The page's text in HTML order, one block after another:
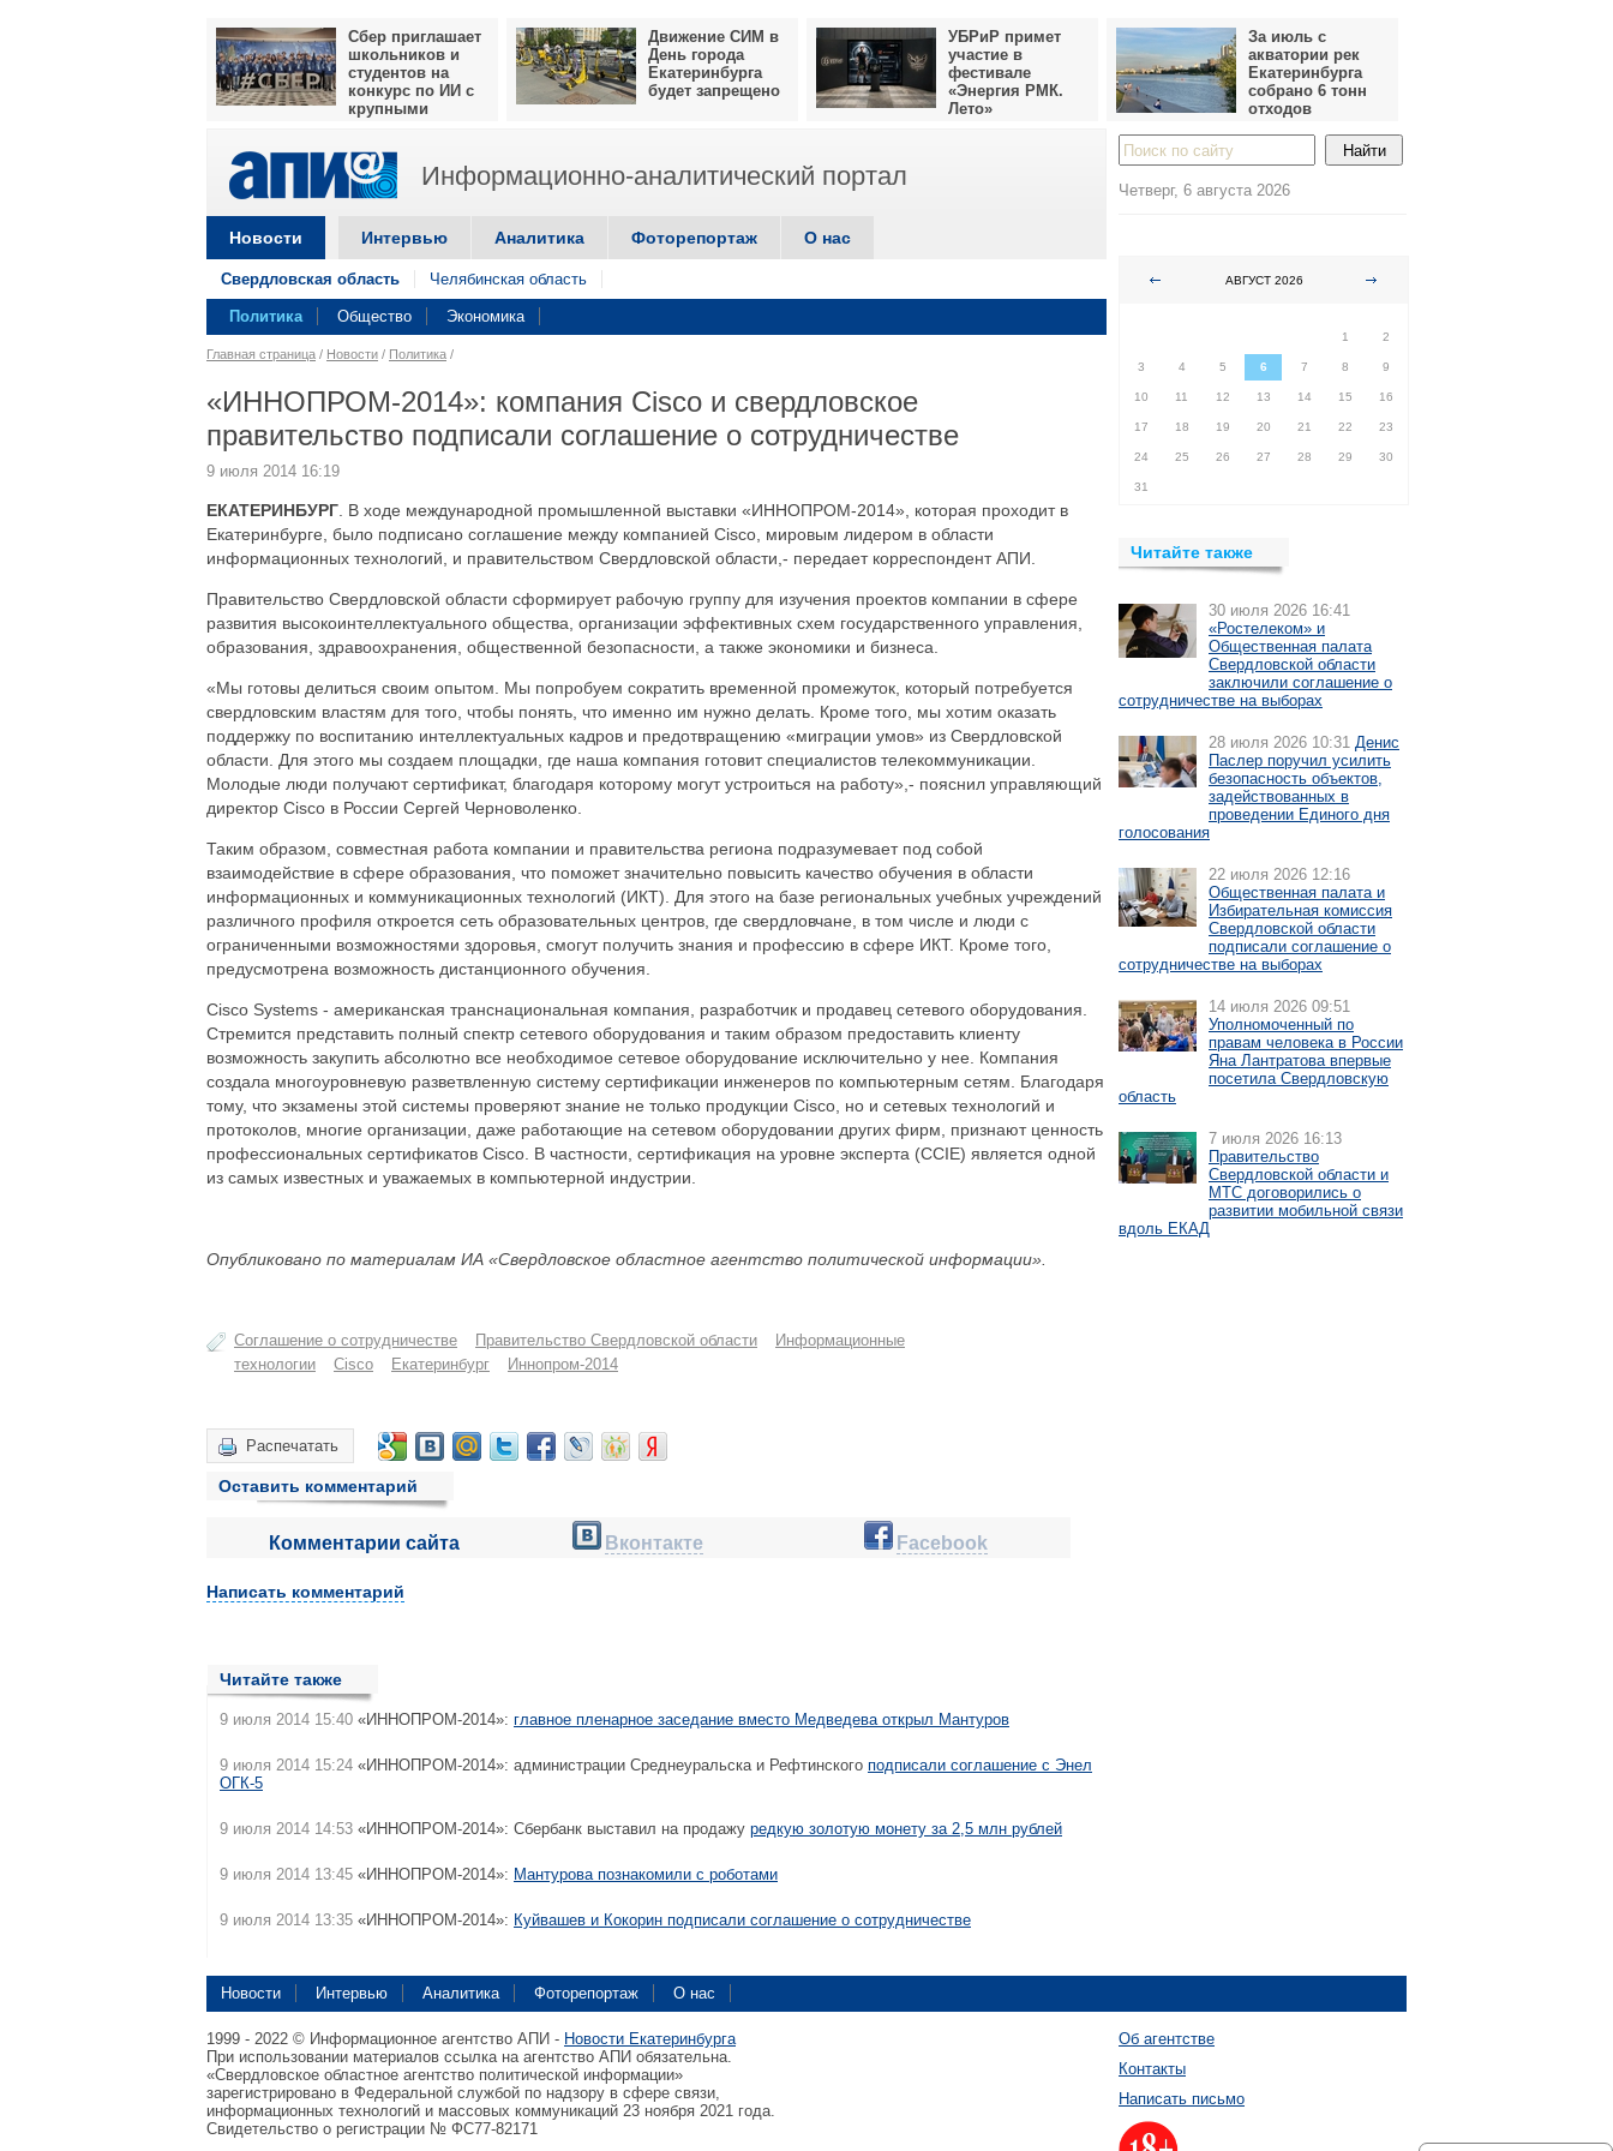
Сбер приглашает
школьников и
студентов на
конкурс по ИИ с
крупными
Движение СИМ в
День города
Екатеринбурга
будет запрещено
УБРиР примет
участие в
фестивале
«Энергия РМК.
Лето»
За июль с
акватории рек
Екатеринбурга
собрано 6 тонн
отходов
Информационно-аналитический портал
Новости Интервью Аналитика Фоторепортаж О нас
Свердловская область Челябинская область
Политика Общество Экономика
Главная страница / Новости / Политика /
«ИННОПРОМ-2014»: компания Cisco и свердловское
правительство подписали соглашение о сотрудничестве
9 июля 2014 16:19
ЕКАТЕРИНБУРГ . В ходе международной промышленной выставки «ИННОПРОМ-2014», которая проходит в
Екатеринбурге, было подписано соглашение между компанией Cisco, мировым лидером в области
информационных технологий, и правительством Свердловской области,- передает корреспондент АПИ.
Правительство Свердловской области сформирует рабочую группу для изучения проектов компании в сфере
развития высокоинтеллектуального общества, организации эффективных схем государственного управления,
образования, здравоохранения, общественной безопасности, а также экономики и бизнеса.
«Мы готовы делиться своим опытом. Мы попробуем сократить временной промежуток, который потребуется
свердловским властям для того, чтобы понять, что именно им нужно делать. Кроме того, мы хотим оказать
поддержку по воспитанию интеллектуальных кадров и предотвращению «миграции умов» из Свердловской
области. Для этого мы создаем площадки, где наша компания готовит специалистов телекоммуникации.
Молодые люди получают сертификат, благодаря которому могут устроиться на работу»,- пояснил управляющий
директор Cisco в России Сергей Черноволенко.
Таким образом, совместная работа компании и правительства региона подразумевает под собой
взаимодействие в сфере образования, что поможет значительно повысить качество обучения в области
информационных и коммуникационных технологий (ИКТ). Для этого на базе региональных учебных учреждений
различного профиля откроется сеть образовательных центров, где свердловчане, в том числе и люди с
ограниченными возможностями здоровья, смогут получить знания и профессию в сфере ИКТ. Кроме того,
предусмотрена возможность дистанционного обучения.
Cisco Systems - американская транснациональная компания, разработчик и продавец сетевого оборудования.
Стремится представить полный спектр сетевого оборудования и таким образом предоставить клиенту
возможность закупить абсолютно все необходимое сетевое оборудование исключительно у нее. Компания
создала многоуровневую разветвленную систему сертификации инженеров по компьютерным сетям. Благодаря
тому, что экзамены этой системы проверяют знание не только продукции Cisco, но и сетевых технологий и
протоколов, многие организации, даже работающие на сетевом оборудовании других фирм, признают ценность
профессиональных сертификатов Cisco. В частности, сертификация на уровне эксперта (CCIE) является одной
из самых известных и уважаемых в компьютерной индустрии.
Опубликовано по материалам ИА «Свердловское областное агентство политической информации».
Соглашение о сотрудничестве Правительство Свердловской области
Информационные
технологии
Cisco Екатеринбург Иннопром-2014
Распечатать
Оставить комментарий
Комментарии сайта Вконтакте Facebook
Написать комментарий
Читайте также
9 июля 2014 15:40 «ИННОПРОМ-2014»: главное пленарное заседание вместо Медведева открыл Мантуров
9 июля 2014 15:24 «ИННОПРОМ-2014»: администрации Среднеуральска и Рефтинского подписали соглашение с Энел
ОГК-5
9 июля 2014 14:53 «ИННОПРОМ-2014»: Сбербанк выставил на продажу редкую золотую монету за 2,5 млн рублей
9 июля 2014 13:45 «ИННОПРОМ-2014»: Мантурова познакомили с роботами
9 июля 2014 13:35 «ИННОПРОМ-2014»: Куйвашев и Кокорин подписали соглашение о сотрудничестве
Четверг, 6 августа 2026
АВГУСТ 2026
1
2
3 4 5 6 7 8 9
10 11 12 13 14 15 16
17 18 19 20 21 22 23
24 25 26 27 28 29 30
31
Читайте также
30 июля 2026 16:41
«Ростелеком» и
Общественная палата
Свердловской области
заключили соглашение о
сотрудничестве на выборах
28 июля 2026 10:31 Денис
Паслер поручил усилить
безопасность объектов,
задействованных в
проведении Единого дня
голосования
22 июля 2026 12:16
Общественная палата и
Избирательная комиссия
Свердловской области
подписали соглашение о
сотрудничестве на выборах
14 июля 2026 09:51
Уполномоченный по
правам человека в России
Яна Лантратова впервые
посетила Свердловскую
область
7 июля 2026 16:13
Правительство
Свердловской области и
МТС договорились о
развитии мобильной связи
вдоль ЕКАД
Новости Интервью Аналитика Фоторепортаж О нас
1999 - 2022 © Информационное агентство АПИ - Новости Екатеринбурга
При использовании материалов ссылка на агентство АПИ обязательна.
«Свердловское областное агентство политической информации»
зарегистрировано в Федеральной службой по надзору в сфере связи,
информационных технологий и массовых коммуникаций 23 ноября 2021 года.
Свидетельство о регистрации № ФС77-82171
Об агентстве
Контакты
Написать письмо